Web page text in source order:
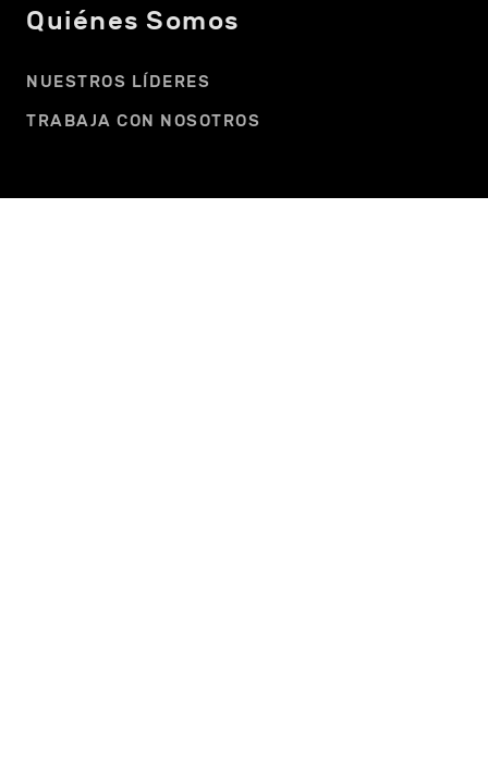
Quiénes Somos
NUESTROS LÍDERES
TRABAJA CON NOSOTROS